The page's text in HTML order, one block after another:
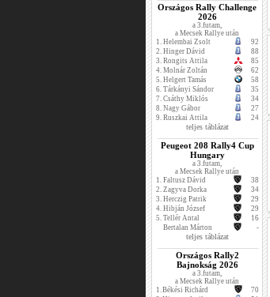
Országos Rally Challenge
2026
a 3.futam,
a Mecsek Rallye után
1. Helembai Zsolt
92
2. Hinger Dávid
88
3. Rongits Attila
85
4. Molnár Zoltán
62
5. Helgert Tamás
58
6. Tárkányi Sándor
35
7. Csáthy Miklós
34
8. Nagy Gábor
27
9. Ruszkai Attila 24
teljes táblázat
Peugeot 208 Rally4 Cup
Hungary
a 3.futam,
a Mecsek Rallye után
1. Faltusz Dávid
38
2. Zagyva Dorka
34
3. Herczig Patrik
29
4. Hibján József
29
5. Tellér Antal
16
Bertalan Márton
-
teljes táblázat
Országos Rally2
Bajnokság 2026
a 3.futam,
a Mecsek Rallye után
1.Békési Richárd
70